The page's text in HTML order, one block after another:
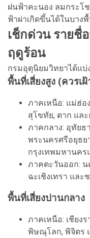
ฝนฟ้าคะนอง ลมกระโ
ฟ้าผ่าเกิดขึ้นได้ในบาง
เช็กด่วน รายชื่
ฤดูร้อน
กรมอุตุนิยมวิทยาได้แ
พื้นที่เสี่ยงสูง (ควรเ
ภาคเหนือ: แม่ฮ่อ
สุโขทัย, ตาก แล
ภาคกลาง: อุทัยธ
พระนครศรีอยุธย
กรุงเทพมหานค
ภาคตะวันออก: น
ฉะเชิงเทรา และ
พื้นที่เสี่ยงปานกลาง
ภาคเหนือ: เชียง
พิษณุโลก, พิจิตร